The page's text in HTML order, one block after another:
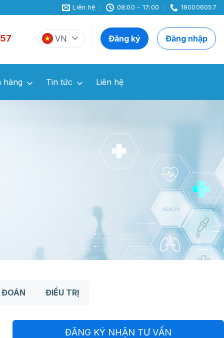
Liên hệ 08:00 - 17:00 190006057
VN Đăng ký Đăng nhập
hàng Tin tức Liên hệ
ĐOÁN ĐIỀU TRỊ
ĐĂNG KÝ NHẬN TƯ VẤN